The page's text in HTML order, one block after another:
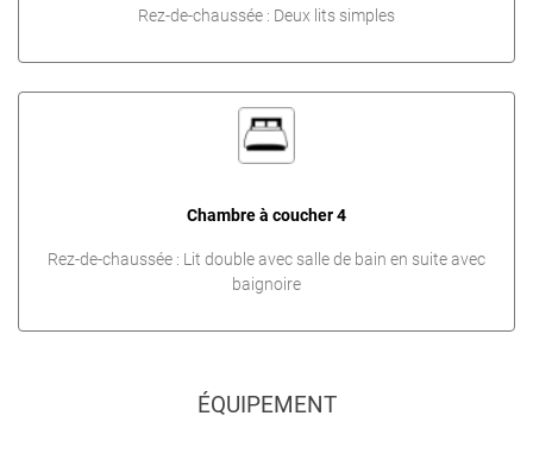
Rez-de-chaussée : Deux lits simples
Chambre à coucher 4
Rez-de-chaussée : Lit double avec salle de bain en suite avec
baignoire
ÉQUIPEMENT